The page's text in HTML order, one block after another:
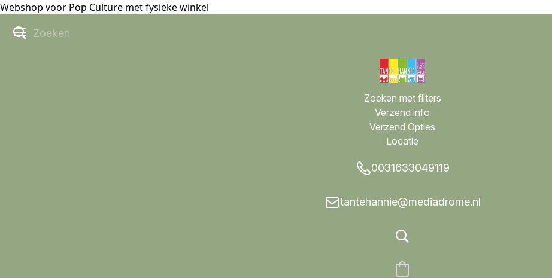
Webshop voor Pop Culture met fysieke winkel
Zoeken met filters
Verzend info
Verzend Opties
Locatie
0031633049119
tantehannie@mediadrome.nl